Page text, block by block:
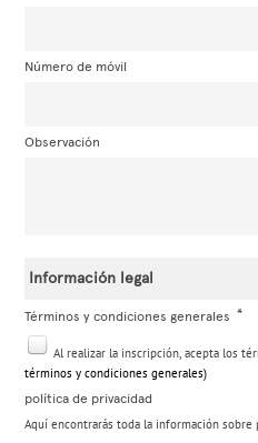
Número de móvil
Observación
Información legal
Términos y condiciones generales
Al realizar la inscripción, acepta los
términos y condiciones generales)
política de privacidad
Aquí encontrarás toda la información sobre